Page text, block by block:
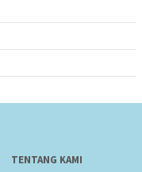
TENTANG KAMI